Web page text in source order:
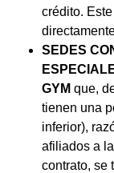
crédito.
SEDES
GYM que,
tienen una
inferior),
afiliados a
contrato, se